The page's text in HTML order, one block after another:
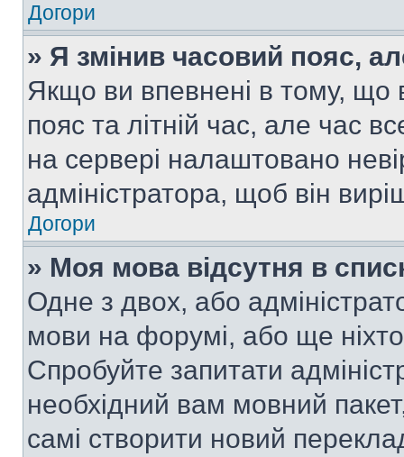
Догори
» Я змінив часовий пояс,
Якщо ви впевнені в тому, що
пояс та літній час, але час
на сервері налаштовано
адміністратора, щоб він
Догори
» Моя мова відсутня в
Одне з двох, або
мови на форумі, або ще
Спробуйте запитати
необхідний вам мовний
самі створити новий